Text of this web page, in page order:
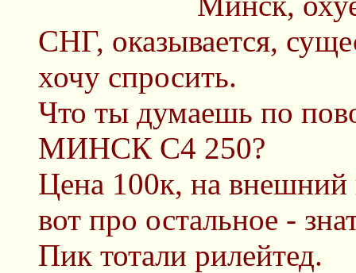
СНГ, оказывается,
хочу спросить.
Что ты думаешь по
МИНСК С4 250?
Цена 100к, на внешний
вот про остальное -
Пик тотали рилейтед.